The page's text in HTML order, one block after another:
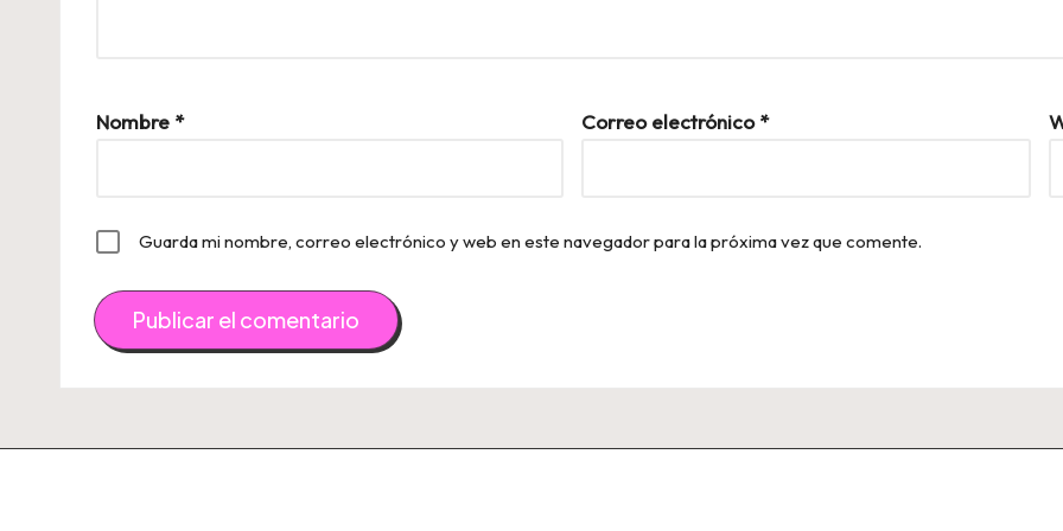
Nombre * Correo electrónico*
Guarda mi nombre, correo electrónico y web en este navegador para la próxima vez que comente.